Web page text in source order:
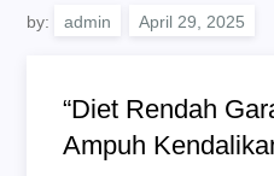
by: admin
“Diet Rendah
Ampuh